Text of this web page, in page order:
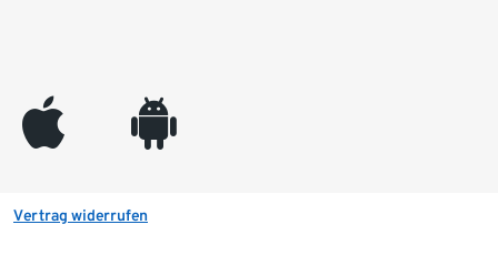
appleinc android
Vertrag widerrufen